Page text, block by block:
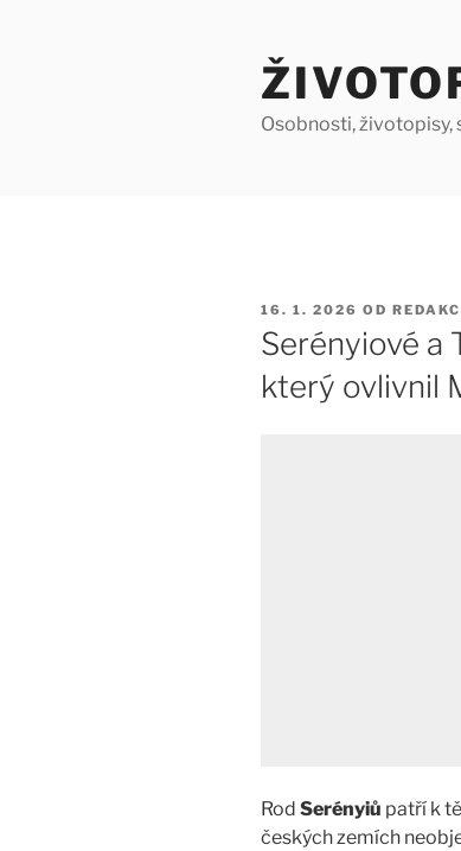
Osobnosti, životopisy,
PUBLIKOVÁNO
16. 1. 2026 OD
Serényiové a
který ovlivnil
Rod Serényiů patří k
českých zemích